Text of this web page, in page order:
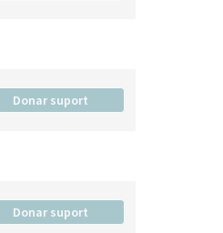
Donar suport
Donar suport